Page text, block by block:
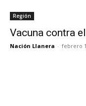
Región
Vacuna contra
Nación Llanera - febrero